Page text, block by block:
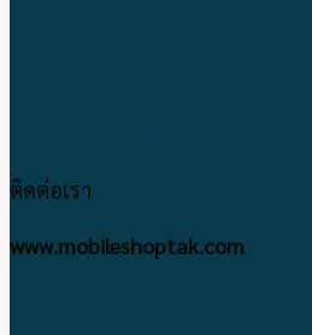
ติดต่อเรา
www.mobileshoptak.com